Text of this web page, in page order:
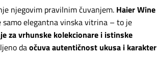
njegovim pravilnim čuvanjem. Haier Wine
samo elegantna vinska vitrina – to je
za vrhunske kolekcionare i istinske
daočuva autentičnost ukusa i karakter